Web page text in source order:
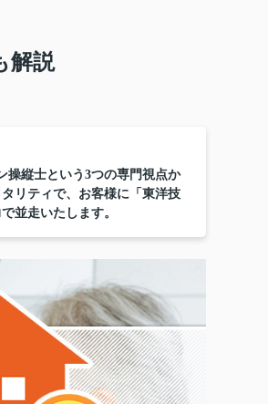
解説
操縦士という3つの専門視点か
リティで、お客様に「東洋技
並走いたします。